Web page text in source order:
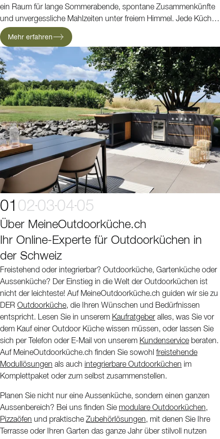
ein Raum für lange Sommerabende, spontane Zusammenkünfte
und unvergessliche Mahlzeiten unter freiem Himmel. Jede Küche
dieser Serie vereint klares Design, langlebige Materialien und
durchdachte Details – perfekt kombiniert, um Ihre Traumküche im
Freien Wirklichkeit werden zu lassen.
Mehr erfahren
01 02 03 04 05
Über MeineOutdoorküche.ch
Ihr Online-Experte für Outdoorküchen in
der Schweiz
Freistehend oder integrierbar? Outdoorküche, Gartenküche oder
Aussenküche? Der Einstieg in die Welt der Outdoorküchen ist
nicht der leichteste! Auf MeineOutdoorküche.ch guiden wir sie zu
DER Outdoorküche, die Ihren Wünschen und Bedürfnissen
entspricht. Lesen Sie in unserem Kaufratgeber alles, was Sie vor
dem Kauf einer Outdoor Küche wissen müssen, oder lassen Sie
sich per Telefon oder E-Mail von unserem Kundenservice beraten.
Auf MeineOutdoorküche.ch finden Sie sowohl freistehende
Modullösungen als auch integrierbare Outdoorküchen im
Komplettpaket oder zum selbst zusammenstellen.
Planen Sie nicht nur eine Aussenküche, sondern einen ganzen
Aussenbereich? Bei uns finden Sie modulare Outdoorküchen,
Pizzaöfen und praktische Zubehörlösungen, mit denen Sie Ihre
Terrasse oder Ihren Garten das ganze Jahr über stilvoll nutzen